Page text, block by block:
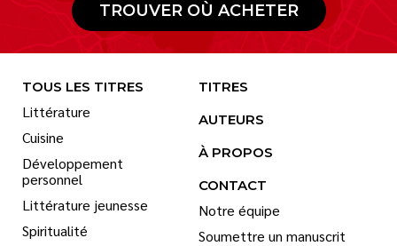
TROUVER OÙ ACHETER
TOUS LES TITRES
Littérature
Cuisine
Développement
personnel
Littérature jeunesse
Spiritualité
TITRES
AUTEURS
À PROPOS
CONTACT
Notre équipe
Soumettre un manuscrit